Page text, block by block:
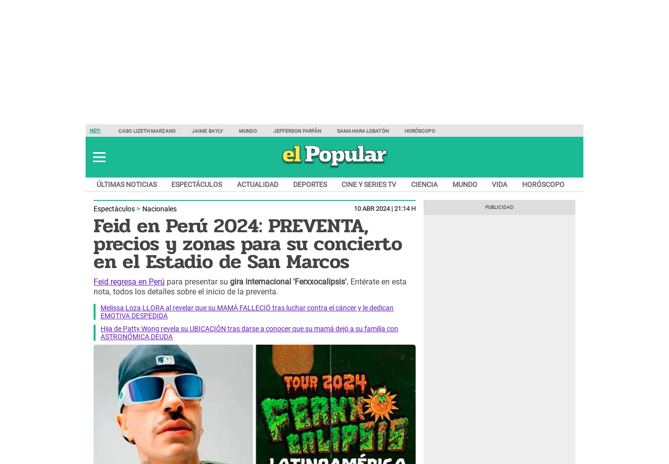
HOY: CASO LIZETH MARZANO JAIME BAYLY MUNDO JEFFERSON FARFÁN SAMAHARA LOBATÓN HORÓSCOPO
ÚLTIMAS NOTICIAS ESPECTÁCULOS ACTUALIDAD DEPORTES CINE Y SERIES TV CIENCIA MUNDO VIDA HORÓSCOPO
Espectáculos Nacionales 10 ABR 2024 | 21:14 H
Feid en Perú 2024: PREVENTA,
precios y zonas para su concierto
en el Estadio de San Marcos
Feid regresa en Perú para presentar su gira internacional 'Ferxxocalipsis'. Entérate en esta
nota, todos los detalles sobre el inicio de la preventa.
Melissa Loza LLORA al revelar que su MAMÁ FALLECIÓ tras luchar contra el cáncer y le dedican
EMOTIVA DESPEDIDA
Hija de Patty Wong revela su UBICACIÓN tras darse a conocer que su mamá dejó a su familia con
ASTRONÓMICA DEUDA